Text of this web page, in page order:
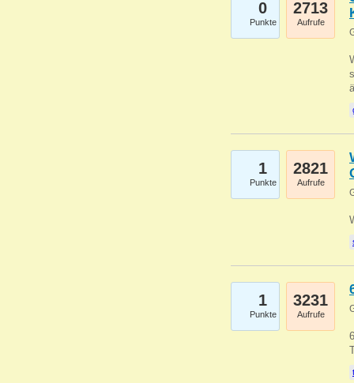
0
Punkte
2713
Aufrufe
1
Punkte
2821
Aufrufe
1
Punkte
3231
Aufrufe